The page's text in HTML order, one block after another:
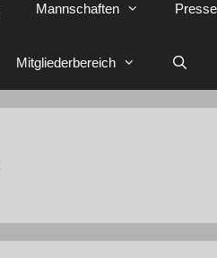
Mannschaften Presse
Mitgliederbereich